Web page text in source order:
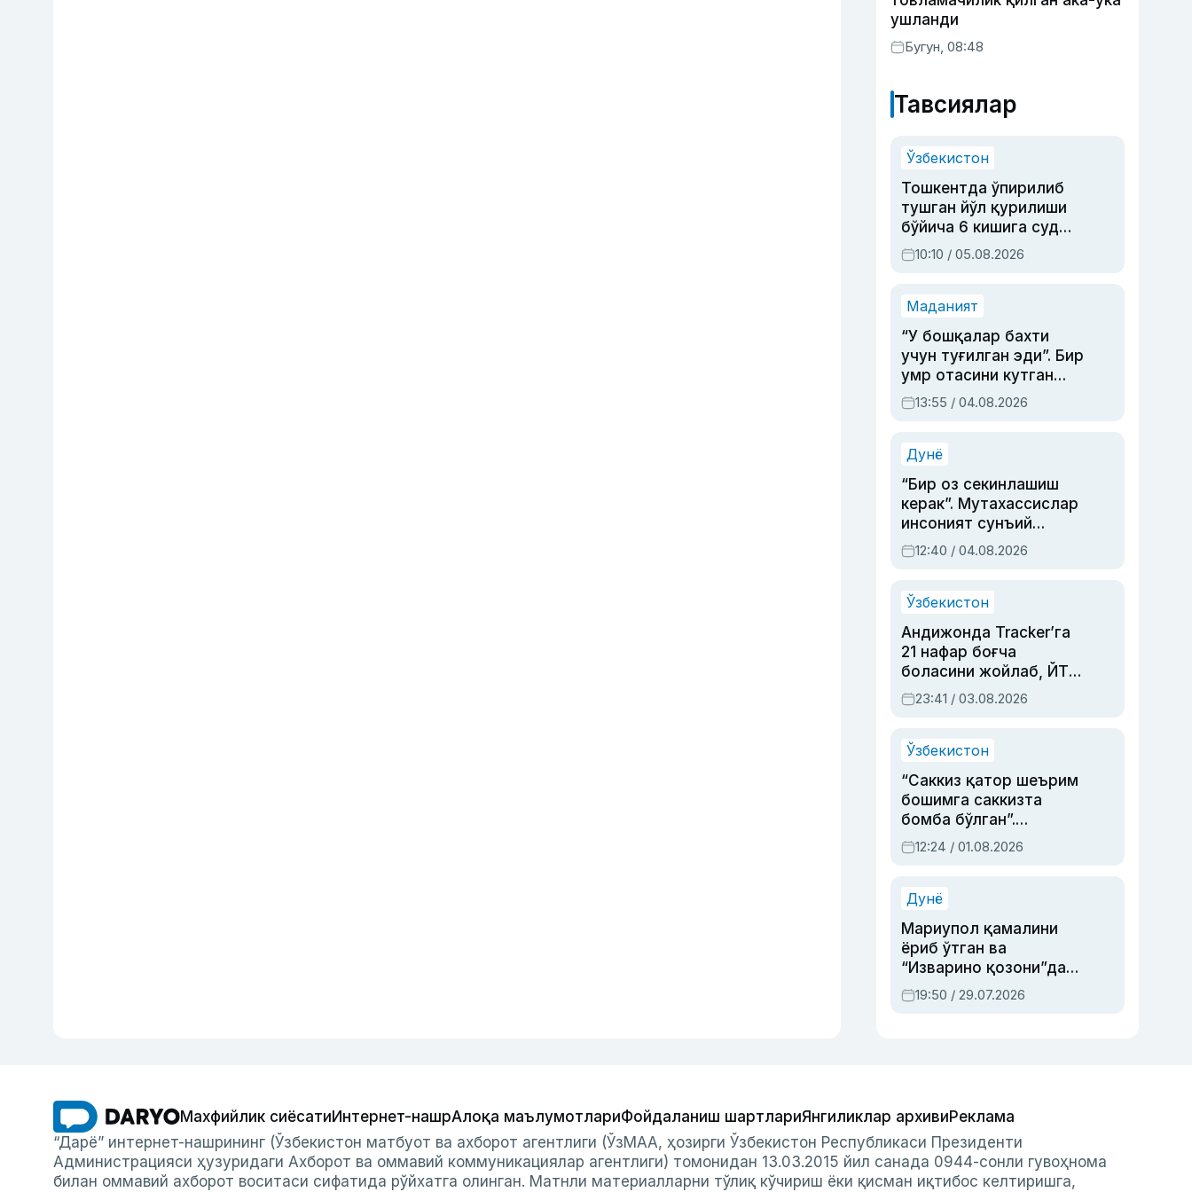
ушланди
Бугун, 08:48
Тавсиялар
Ўзбекистон
Тошкентда ўпирилиб
тушган йўл қурилиши
бўйича 6 кишига суд
ҳукми ўқилди
10:10 / 05.08.2026
Маданият
“У бошқалар бахти
учун туғилган эди”. Бир
умр отасини кутган
актриса ва дубльяж
устаси Римма
синовларга тўла ҳаёти
13:55 / 04.08.2026
Дунё
“Бир оз секинлашиш
керак”. Мутахассислар
инсоният сунъий
интеллектни бошқара
олмай қолишидан
12:40 / 04.08.2026
Ўзбекистон
Андижонда Tracker’га
21 нафар боғча
боласини жойлаб, ЙТҲ
содир этган аёлга суд
ҳукми ўқилди
23:41 / 03.08.2026
Ўзбекистон
“Саккиз қатор шеърим
бошимга саккизта
бомба бўлган”.
Абдулла Ориповни
сиёсий айбловлардан
12:24 / 01.08.2026
Дунё
Мариупол қамалини
ёриб ўтган ва
“Изварино қозони”дан
чиққан қаҳрамон —
Украина армияси бош
19:50 / 29.07.2026
Махфийлик сиёсатиИнтернет-нашрАлоқа маълумотлариФойдаланиш шартлариЯнгиликлар архивиРеклама
“Дарё” интернет-нашрининг (Ўзбекистон матбуот ва ахборот агентлиги (ЎзМАА, ҳозирги Ўзбекистон Республикаси Президенти
Администрацияси ҳузуридаги Ахборот ва оммавий коммуникациялар агентлиги) томонидан 13.03.2015 йил санада 0944-сонли гувоҳнома
билан оммавий ахборот воситаси сифатида рўйхатга олинган. Матнли материалларни тўлиқ кўчириш ёки қисман иқтибос келтиришга,